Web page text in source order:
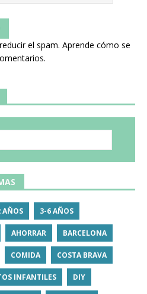
el spam. Aprende cómo se
AÑOS 3-6 AÑOS
AHORRAR BARCELONA
COMIDA COSTA BRAVA
INFANTILES DIY